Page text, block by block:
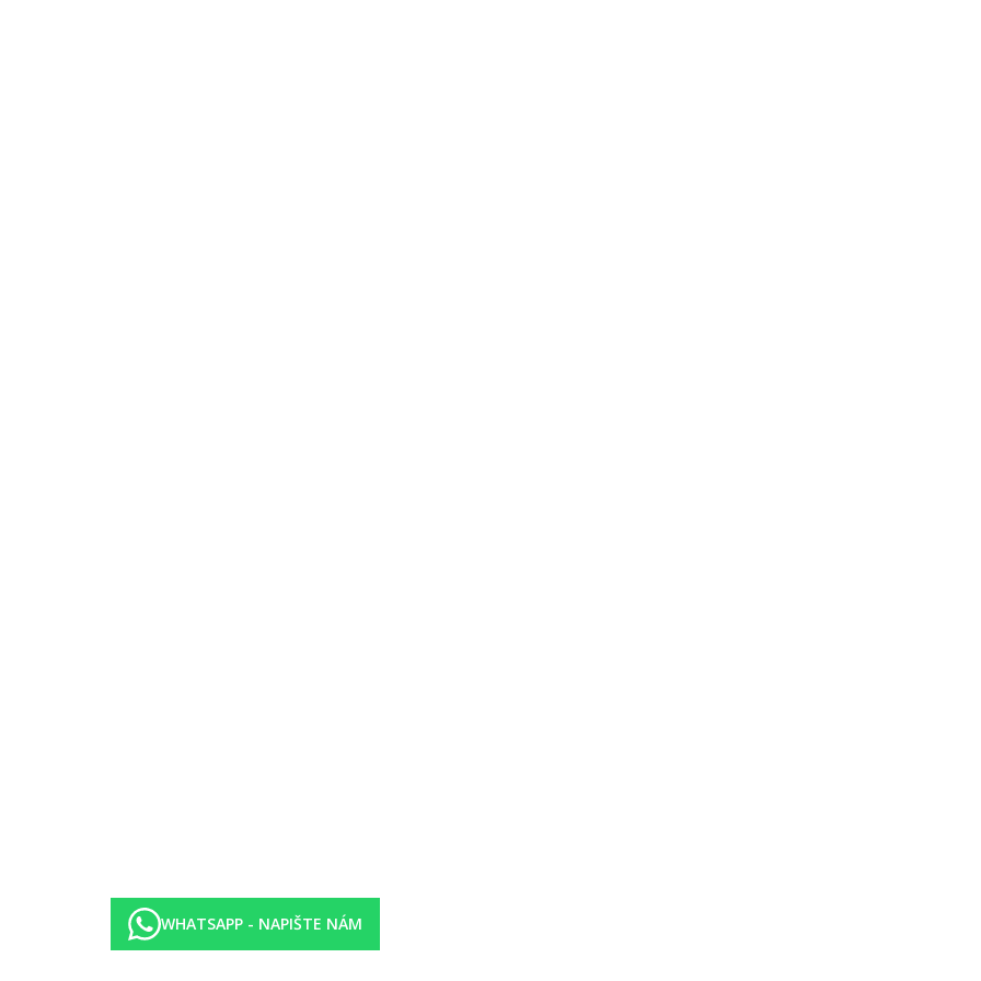
pohodlí a relaxaci. Každý pokoj je vybaven vlastním sociálním zařízením a koupelnou se sprchou či vanou. Pokoje disponují také
a jsou plně klimatizovány. V každém pokoji je dostupné WiFi připojení. Některé pokoje mají balkon
v hotelovém fitness centru. Pokud máte chuť objevovat poklady Kodaně, hotelový personál vám rád pomůže se vším, od pronájmu auta
WHATSAPP - NAPIŠTE NÁM